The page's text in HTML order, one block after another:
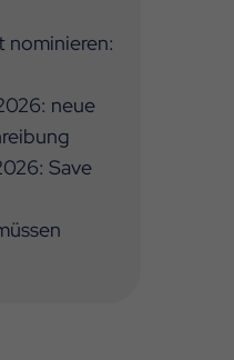
nominieren:
neue
Save